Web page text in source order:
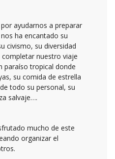
ayudarnos a preparar
ha encantado su
civismo, su diversidad
nuestro viaje
paraíso tropical donde
su comida de estrella
todo su personal, su
salvaje….
mucho de este
organizar el